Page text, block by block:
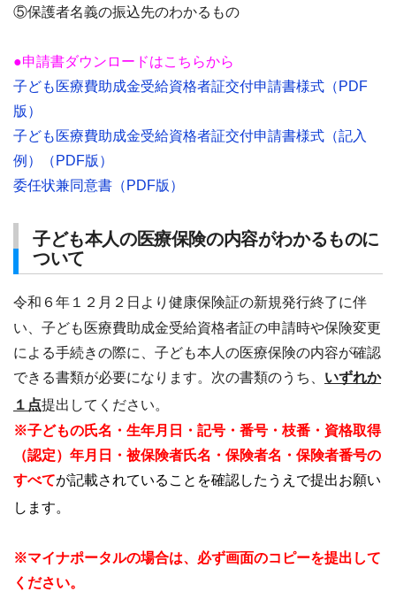
⑤保護者名義の振込先のわかるもの
●申請書ダウンロードはこちらから
子ども医療費助成金受給資格者証交付申請書様式（PDF
版）
子ども医療費助成金受給資格者証交付申請書様式（記入
例）（PDF版）
委任状兼同意書（PDF版）
子ども本人の医療保険の内容がわかるものに
ついて
令和６年１２月２日より健康保険証の新規発行終了に伴
い、子ども医療費助成金受給資格者証の申請時や保険変更
による手続きの際に、子ども本人の医療保険の内容が確認
できる書類が必要になります。次の書類のうち、 いずれか
１点提出してください。
※子どもの氏名・生年月日・記号・番号・枝番・資格取得
（認定）年月日・被保険者氏名・保険者名・保険者番号の
すべてが記載されていることを確認したうえで提出お願い
します。
※マイナポータルの場合は、必ず画面のコピーを提出して
ください。